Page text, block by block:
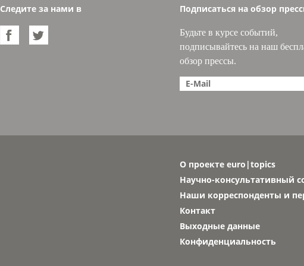
Следите за нами в
 
Подписаться на обзор
Будьте в курсе событий,
подписывайтесь на наш
обзор прессы.
О проекте euro|topics
Научно-консультативный
Наши корреспонденты и
Контакт
Выходные данные
Конфиденциальность